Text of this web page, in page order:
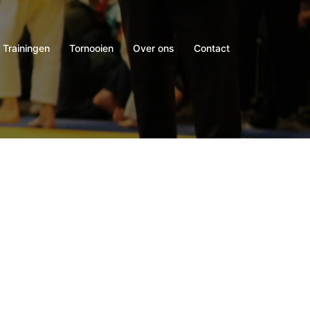
Trainingen Tornooien Over ons Contact